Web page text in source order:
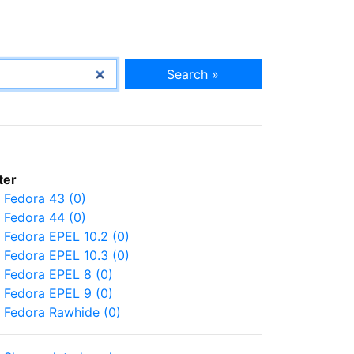
Search »
Fedora 43 (0)
Fedora 44 (0)
Fedora EPEL 10.2 (0)
Fedora EPEL 10.3 (0)
Fedora EPEL 8 (0)
Fedora EPEL 9 (0)
Fedora Rawhide (0)